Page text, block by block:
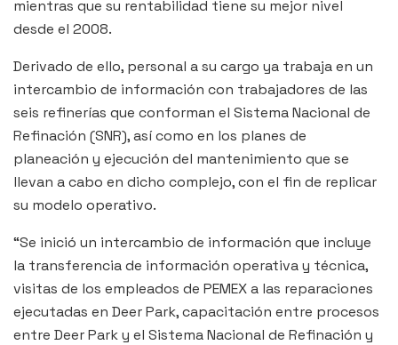
mientras que su rentabilidad tiene su mejor nivel
desde el 2008.
Derivado de ello, personal a su cargo ya trabaja en un
intercambio de información con trabajadores de las
seis refinerías que conforman el Sistema Nacional de
Refinación (SNR), así como en los planes de
planeación y ejecución del mantenimiento que se
llevan a cabo en dicho complejo, con el fin de replicar
su modelo operativo.
“Se inició un intercambio de información que incluye
la transferencia de información operativa y técnica,
visitas de los empleados de PEMEX a las reparaciones
ejecutadas en Deer Park, capacitación entre procesos
entre Deer Park y el Sistema Nacional de Refinación y